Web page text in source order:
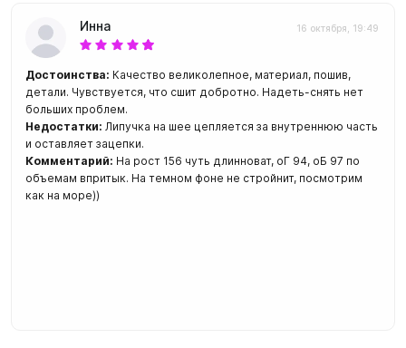
Инна 16 октября, 19:49
Достоинства: Качество великолепное, материал, пошив,
детали. Чувствуется, что сшит добротно. Надеть-снять нет
больших проблем.
Недостатки: Липучка на шее цепляется за внутреннюю часть
и оставляет зацепки.
Комментарий: На рост 156 чуть длинноват, оГ 94, оБ 97 по
объемам впритык. На темном фоне не стройнит, посмотрим
как на море))